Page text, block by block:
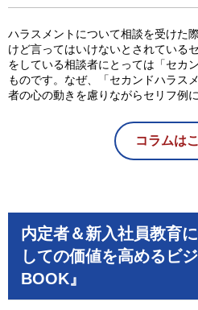
ハラスメントについて相談を受けた
けど言ってはいけないとされている
をしている相談者にとっては「セカ
ものです。なぜ、「セカンドハラス
者の心の動きを慮りながらセリフ例
コラムは
内定者＆新入社員教育
しての価値を高めるビ
BOOK』